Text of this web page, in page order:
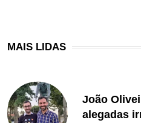
MAIS LIDAS
João
alegadas